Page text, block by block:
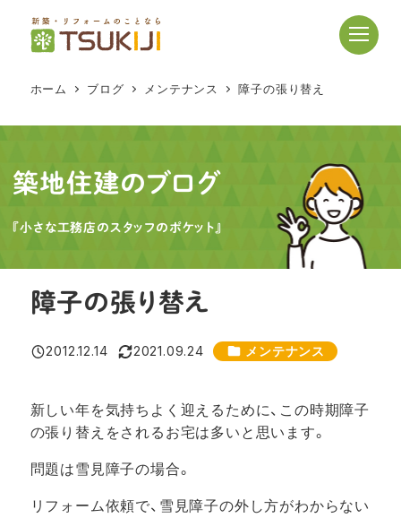
テ
ツ
へ
移
ホーム ブログ メンテナンス 障子の張り替え
築地住建のブログ
『小さな工務店のスタッフのポケット』
障子の張り替え
投稿日
2012.12.14
更新日
2021.09.24 カテゴリー
メンテナンス
新しい年を気持ちよく迎えるために、この時期障子
の張り替えをされるお宅は多いと思います。
問題は雪見障子の場合。
リフォーム依頼で、雪見障子の外し方がわからない